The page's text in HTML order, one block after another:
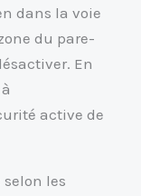
dans la voie
du pare-
En
active de
les